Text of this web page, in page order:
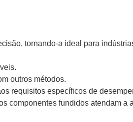
tornando-a ideal para
outros métodos.
requisitos específicos de
componentes fundidos atendam a